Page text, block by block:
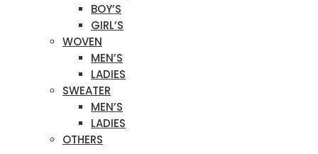
BOY’S
GIRL’S
WOVEN
MEN’S
LADIES
SWEATER
MEN’S
LADIES
OTHERS